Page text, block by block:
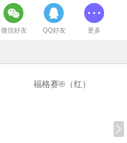
微信好友 QQ好友 更多
福格赛®（红）